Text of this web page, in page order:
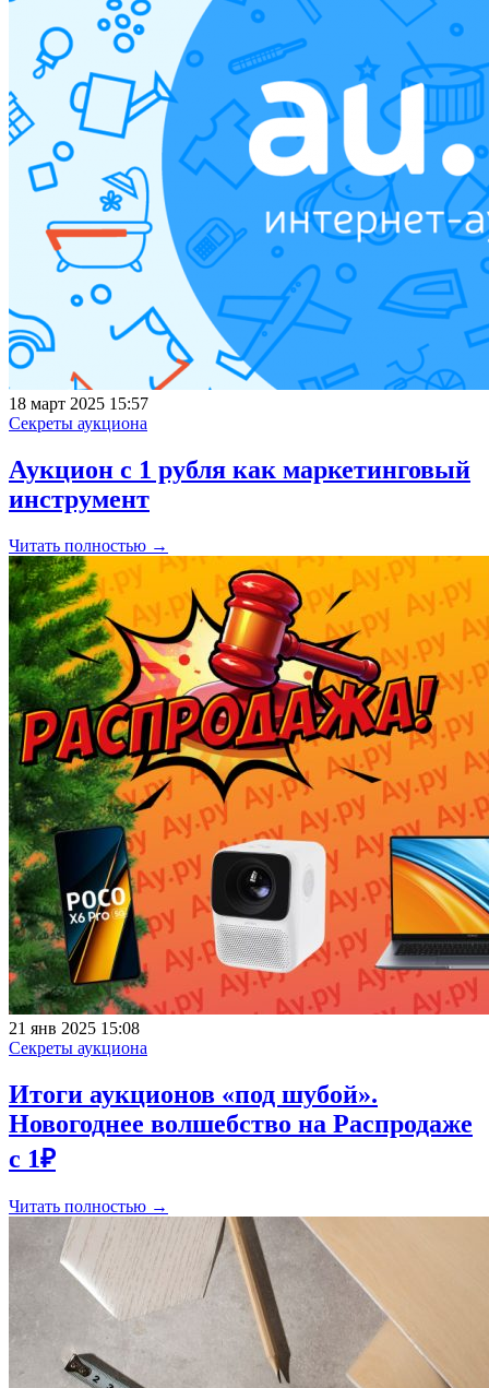
18 март 2025 15:57
Секреты аукциона
Аукцион с 1 рубля как маркетинговый
инструмент
Читать полностью →
21 янв 2025 15:08
Секреты аукциона
Итоги аукционов «под шубой».
Новогоднее волшебство на Распродаже
с 1₽
Читать полностью →